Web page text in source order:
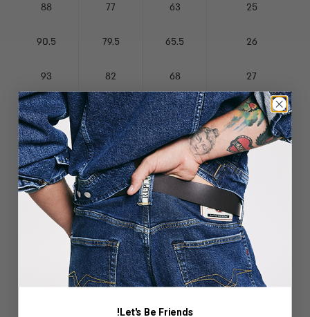
25
63
77
88
26
65.5
79.5
90.5
27
68
82
93
28
70.5
84.5
95.5
29
73
87
98
30
75.5
89.5
100.5
78
92
103
32
80.5
94.5
33
83
97
!Let's Be Friends